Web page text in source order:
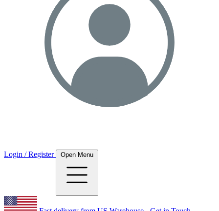
Login / Register Open Menu